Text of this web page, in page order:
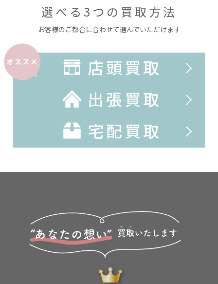
選べる3つの買取方法
お客様のご都合に合わせて選んでいただけます
オススメ
店頭買取
出張買取
宅配買取